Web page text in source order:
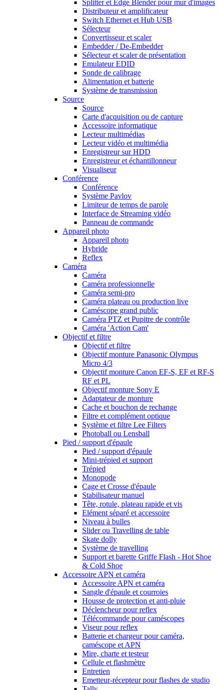
Splitter et Edge Blender pour mur d'images
Distributeur et amplificateur
Switch Ethernet et Hub USB
Sélecteur
Convertisseur et scaler
Embedder / De-Embedder
Sélecteur et scaler de présentation
Emulateur EDID
Sonde de calibrage
Alimentation et batterie
Système de transmission
Source
Source
Carte d'acquisition ou de capture
Accessoire informatique
Lecteur multimédias
Lecteur vidéo et multimédia
Enregistreur sur HDD
Enregistreur et échantillonneur
Visualiseur
Conférence
Conférence
Système Pavlov
Limiteur de temps de parole
Interface de Streaming vidéo
Panneau de commande
Appareil photo
Appareil photo
Hybride
Reflex
Caméra
Caméra
Caméra professionnelle
Caméra semi-pro
Caméra plateau ou production live
Caméscope grand public
Caméra PTZ et Pupitre de contrôle
Caméra 'Action Cam'
Objectif et filtre
Objectif et filtre
Objectif monture Panasonic Olympus
Micro 4/3
Objectif monture Canon EF-S, EF et RF-S
RF et PL
Objectif monture Sony E
Adaptateur de monture
Cache et bouchon de rechange
Filtre et complément optique
Système et filtre Lee Filters
Photoball ou Lensball
Pied / support d'épaule
Pied / support d'épaule
Mini-trépied et support
Trépied
Monopode
Cage et Crosse d'épaule
Stabilisateur manuel
Tête, rotule, plateau rapide et vis
Elément séparé et accessoire
Niveau à bulles
Slider ou Travelling de table
Skate dolly
Système de travelling
Support et barette Griffe Flash - Hot Shoe
& Cold Shoe
Accessoire APN et caméra
Accessoire APN et caméra
Sangle d'épaule et courroies
Housse de protection et anti-pluie
Déclencheur pour reflex
Télécommande pour caméscopes
Viseur pour reflex
Batterie et chargeur pour caméra,
caméscope et APN
Mire, charte et testeur
Cellule et flashmètre
Entretien
Emetteur-récepteur pour flashes de studio